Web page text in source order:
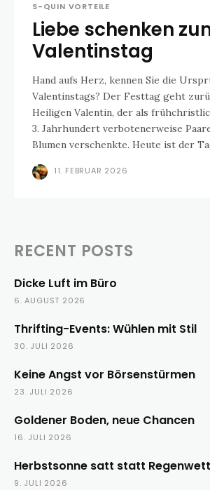
S-QUIN VORTEILE
Liebe schenken
Valentinstag
Hand aufs Herz, kennen Sie die
Valentinstags? Der Festtag geht
Heiligen Valentin, der als
3. Jahrhundert verbotenerweise
Blumen verschenkte. Heute ist der
11. FEBRUAR 2026
RECENT POSTS
Dicke Luft im Büro
6. AUGUST 2026
Thrifting-Events: Wühlen mit Stil
30. JULI 2026
Keine Angst vor Börsenstürmen
23. JULI 2026
Goldener Boden, neue Chancen
16. JULI 2026
Herbstsonne satt statt
9. JULI 2026